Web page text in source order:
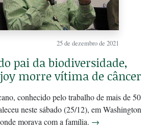
25 de dezembro de 2021
pai da biodiversidade,
morre vítima de câncer
conhecido pelo trabalho de mais de 50
neste sábado (25/12), em Washington
morava com a família. →